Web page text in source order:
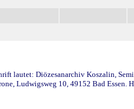
lautet: Diözesanarchiv Koszalin,
Ludwigsweg 10, 49152 Bad